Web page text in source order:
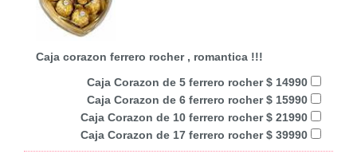
Caja corazon ferrero rocher , romantica !!!
Caja Corazon de 5 ferrero rocher $ 14990
Caja Corazon de 6 ferrero rocher $ 15990
Caja Corazon de 10 ferrero rocher $ 21990
Caja Corazon de 17 ferrero rocher $ 39990